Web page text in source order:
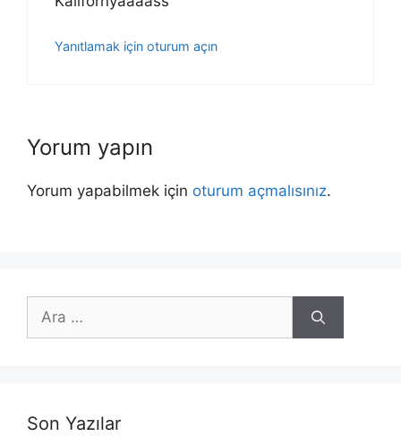
Yanıtlamak için oturum açın
Yorum yapın
Yorum yapabilmek için oturum açmalısınız.
için
Son Yazılar